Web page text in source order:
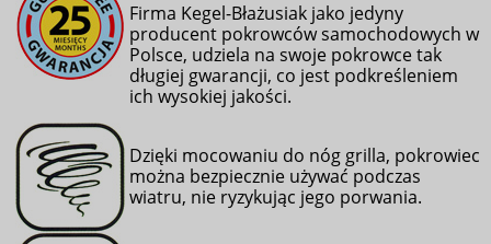
Firma Kegel-Błażusiak jako jedyny
producent pokrowców samochodowych w
Polsce, udziela na swoje pokrowce tak
długiej gwarancji, co jest podkreśleniem
ich wysokiej jakości.
Dzięki mocowaniu do nóg grilla, pokrowiec
można bezpiecznie używać podczas
wiatru, nie ryzykując jego porwania.